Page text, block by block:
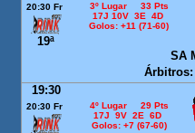
20:30 Fr
19ª
3º Lugar 33 Pts
17J 10V 3E 4D
Golos: +11 (71-60)
SA
Árbitros:
19:30
20:30 Fr
4º Lugar 29 Pts
17J 9V 2E 6D
Golos: +7 (67-60)